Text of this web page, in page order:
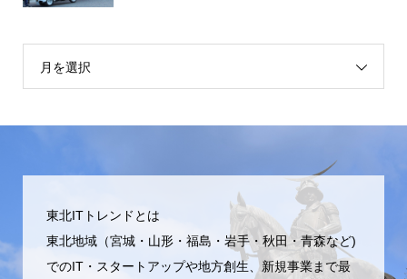
月を選択
東北ITトレンドとは
東北地域（宮城・山形・福島・岩手・秋田・青森など)
でのIT・スタートアップや地方創生、新規事業まで最